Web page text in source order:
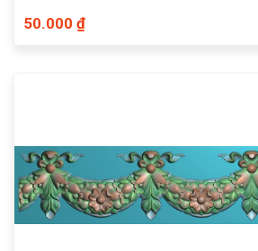
50.000 ₫